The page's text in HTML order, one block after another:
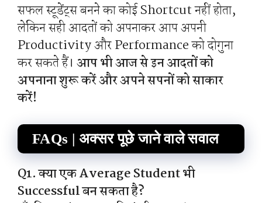
सफल स्टूडेंट्स बनने का कोई Shortcut नहीं होता,
लेकिन सही आदतों को अपनाकर आप अपनी
Productivity और Performance को दोगुना
कर सकते हैं। आप भी आज से इन आदतों को
अपनाना शुरू करें और अपने सपनों को साकार
करें!
FAQs | अक्सर पूछे जाने वाले सवाल
Q1. क्या एक Average Student भी
Successful बन सकता है?